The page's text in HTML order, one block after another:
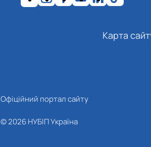
Карта
Офіційний портал сайту
© 2026 НУБІП Україна